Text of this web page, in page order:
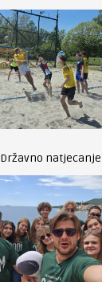
Državno